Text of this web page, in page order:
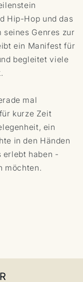
Hip-Hop und das
Genres zur
ein Manifest für
begleitet viele
mal
kurze Zeit
ein
in den Händen
erlebt haben -
möchten.